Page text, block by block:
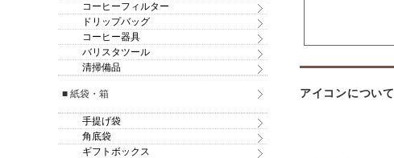
アイコンについて
コーヒーフィルター
ドリップバッグ
コーヒー器具
バリスタツール
清掃備品
■ 紙袋・箱
手提げ袋
角底袋
ギフトボックス